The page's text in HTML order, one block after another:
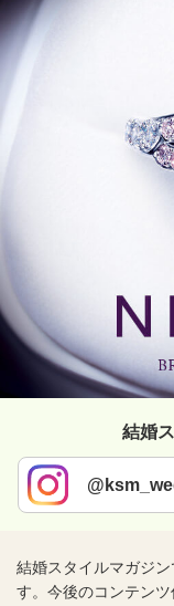
結婚
結婚スタイルマガジ
す。今後のコンテンツ